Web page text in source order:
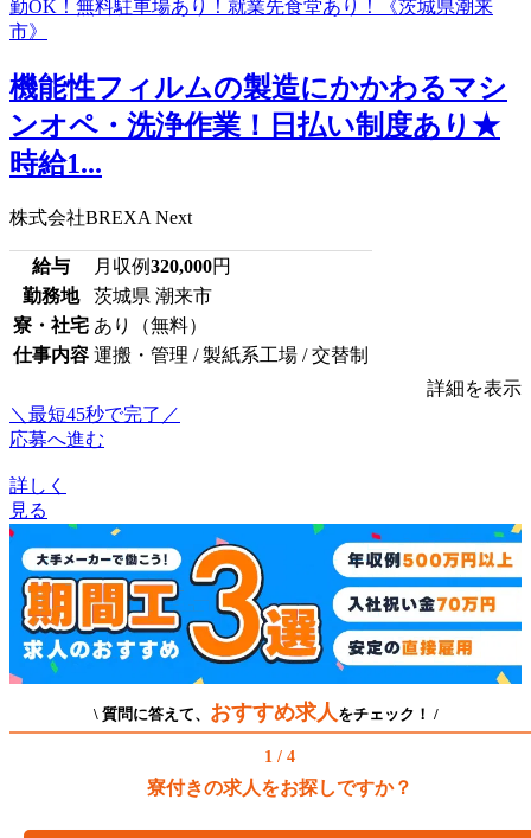
機能性フィルムの製造にかかわるマシ
ンオペ・洗浄作業！日払い制度あり★
時給1...
株式会社BREXA Next
給与 月収例320,000円
勤務地
茨城県 潮来市
寮・社宅 あり（無料）
仕事内容 運搬・管理 / 製紙系工場 / 交替制
詳細を表示
＼最短45秒で完了／
応募へ進む
詳しく
見る
\ 質問に答えて、 おすすめ求人 をチェック！ /
1 / 4
寮付きの求人をお探しですか？